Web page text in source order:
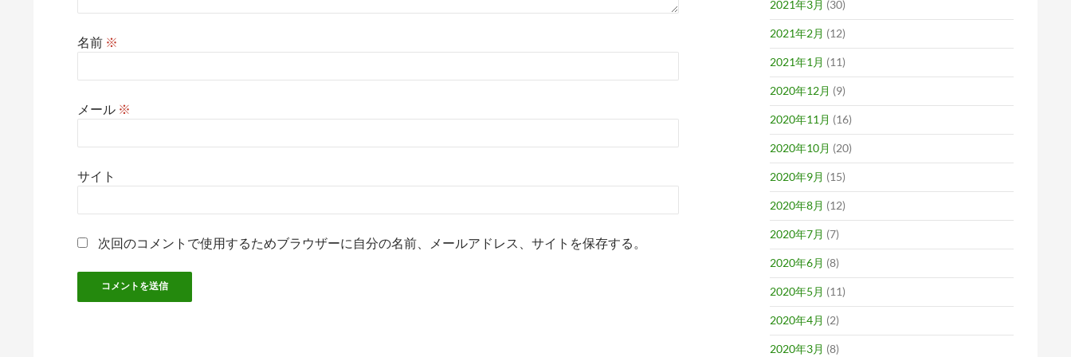
名前 ※
メール ※
サイト
次回のコメントで使用するためブラウザーに自分の名前、メールアドレス、サイトを保存する。
2021年3月 (30)
2021年2月 (12)
2021年1月 (11)
2020年12月 (9)
2020年11月 (16)
2020年10月 (20)
2020年9月 (15)
2020年8月 (12)
2020年7月 (7)
2020年6月 (8)
2020年5月 (11)
2020年4月 (2)
2020年3月 (8)